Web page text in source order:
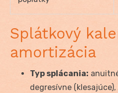
Splátkový
amortizácia
Typ splácania:
degresívne (klesajúce),